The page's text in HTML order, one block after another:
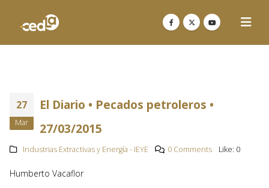
27
Mar
El Diario • Pecados petroleros •
27/03/2015
Industrias Extractivas y Energía - IEYE 0 Comments Like: 0
Humberto Vacaflor